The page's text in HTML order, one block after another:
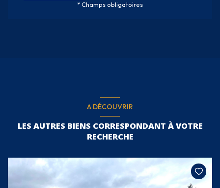
* Champs obligatoires
A DÉCOUVRIR
LES AUTRES BIENS CORRESPONDANT À VOTRE
RECHERCHE